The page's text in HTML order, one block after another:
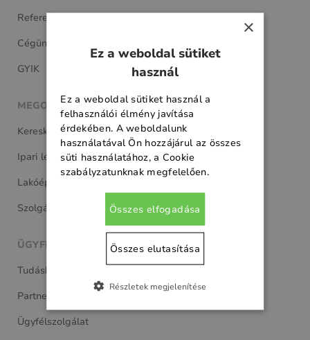
Referenciamunkák
Cégünkről
GYIK
MEGOLDÁSAINK
Kereskedelmi épületek
Ipari létesítmények
Lakóépületek
Szolgáltatások
ÜGYFÉL ÉS PARTNER
Tudásbázis
Partnereknek
Ügyfélszolgálat
×
Ez a weboldal sütiket
használ
Ez a weboldal sütiket használ a
felhasználói élmény javítása
érdekében. A weboldalunk
használatával Ön hozzájárul az összes
süti használatához, a Cookie
szabályzatunknak megfelelően.
Összes elfogadása
Összes elutasítása
Részletek megjelenítése